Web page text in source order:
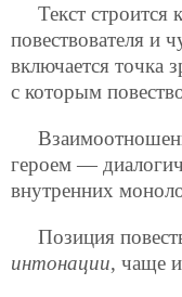
Текст строится
повествователя и
включается точка
с которым
героем —
внутренних
Позиция
интонации, чаще